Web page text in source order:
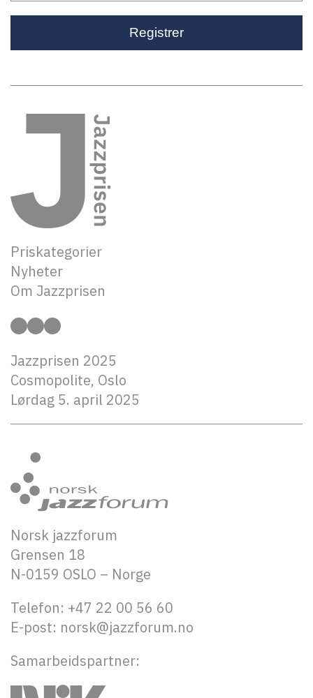
Priskategorier
Nyheter
Om Jazzprisen
InstagramFacebook Twitter
Jazzprisen 2025
Cosmopolite, Oslo
Lørdag 5. april 2025
Norsk jazzforum
Grensen 18
N-0159 OSLO – Norge
Telefon: +47 22 00 56 60
E-post: norsk@jazzforum.no
Samarbeidspartner: